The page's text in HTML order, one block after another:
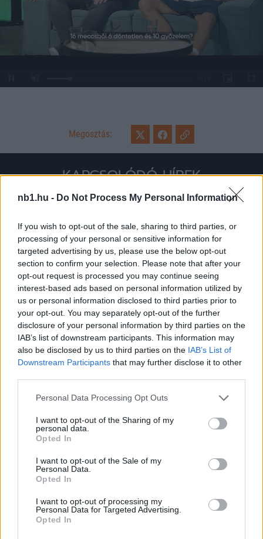
nb1.hu - Do Not Process My Personal Information
If you wish to opt-out of the sale, sharing to third parties, or
processing of your personal or sensitive information for
targeted advertising by us, please use the below opt-out
section to confirm your selection. Please note that after your
opt-out request is processed you may continue seeing
interest-based ads based on personal information utilized by
us or personal information disclosed to third parties prior to
your opt-out. You may separately opt-out of the further
disclosure of your personal information by third parties on the
IAB’s list of downstream participants. This information may
also be disclosed by us to third parties on the IAB’s List of
Downstream Participants that may further disclose it to other
Please note that this website/app uses one or more Google
not limited to your visit or usage behaviour. You may click to
grant or deny consent to Google and its third-party tags to
use your data for below specified purposes in below Google
consent section.
Personal Data Processing Opt Outs
I want to opt-out of the Sharing of my
personal data.
Opted In
I want to opt-out of the Sale of my
Personal Data.
Opted In
I want to opt-out of processing my
Personal Data for Targeted Advertising.
Opted In
0%
Megosztás:
KAPCSOLÓDÓ HÍREK
NB II: Nem ülhet le a kispadra a vármegyei rangadón
az edző
Az MLSZ fegyelmi bizottsága egy mérkőzésre eltiltotta Tímár
Krisztiánt, a Kecskeméti TE vezetőedzőjét.
Hírek